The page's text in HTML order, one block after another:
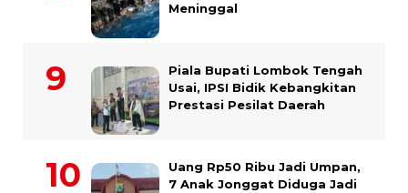
Meninggal
Piala Bupati Lombok Tengah
Usai, IPSI Bidik Kebangkitan
Prestasi Pesilat Daerah
Uang Rp50 Ribu Jadi Umpan,
7 Anak Jonggat Diduga Jadi